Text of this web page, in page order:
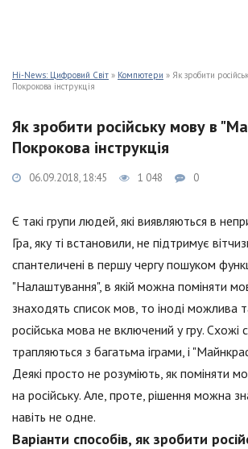
Hi-News: Цифровий Світ » Компютери » Як зробити
Покрокова інструкція
Як зробити російську мову в
Покрокова інструкція
06.09.2018, 18:45 1 048 0
Є такі групи людей, які виявляються в
Гра, яку ті встановили, не підтримує
спантеличені в першу чергу пошуком
"Налаштування", в якій можна поміняти
знаходять список мов, то іноді можлива
російська мова не включений у гру. Схожі
трапляються з багатьма іграми, і
Деякі просто не розуміють, як поміняти
на російську. Але, проте, рішення можна
навіть не одне.
Варіанти способів, як зробити